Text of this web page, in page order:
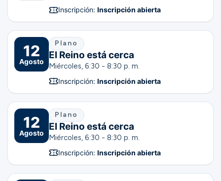
Inscripción: Inscripción abierta
12
Agosto
Plano
El Reino está cerca
Miércoles, 6:30 - 8:30 p. m.
Inscripción: Inscripción abierta
12
Agosto
Plano
El Reino está cerca
Miércoles, 6:30 - 8:30 p. m.
Inscripción: Inscripción abierta